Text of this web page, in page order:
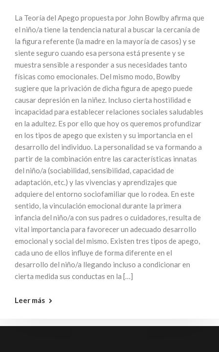
La Teoría del Apego propuesta por John Bowlby afirma que
el niño/a tiene la tendencia natural a buscar la cercanía de
la figura referente (la madre en la mayoría de casos) y se
siente seguro cuando esa persona está presente y se
muestra sensible a responder a sus necesidades tanto
físicas como emocionales. Del mismo modo, Bowlby
sugiere que la privación de dicha figura de apego puede
causar depresión en la niñez. Incluso cierta hostilidad e
incapacidad para establecer relaciones sociales saludables
en la adultez. Es por ello que hoy os queremos profundizar
en los tipos de apego que existen y su importancia en el
desarrollo del individuo. La personalidad se va formando a
partir de la combinación entre las características innatas
del niño/a (sociabilidad, sensibilidad, capacidad de
adaptación, etc.) y las vivencias y aprendizajes que
adquiere del entorno sociofamiliar que lo rodea. En este
sentido, la vinculación emocional durante la primera
infancia del niño/a con sus padres o cuidadores, resulta de
vital importancia para favorecer un adecuado desarrollo
emocional y social del mismo. Existen tres tipos de apego,
cada uno de ellos influye de forma diferente en el
desarrollo del niño/a llegando incluso a condicionar en
cierta medida sus conductas en la […]
Leer más